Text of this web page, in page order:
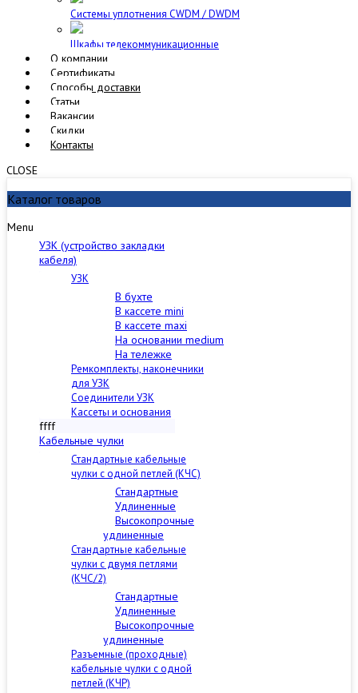
Cистемы уплотнения CWDM / DWDM
Шкафы телекоммуникационные
О компании
Сертификаты
Способы доставки
Статьи
Вакансии
Скидки
Контакты
CLOSE
Каталог товаров
Menu
УЗК (устройство закладки
кабеля)
УЗК
В бухте
В кассете mini
В кассете maxi
На основании medium
На тележке
Ремкомплекты, наконечники
для УЗК
Соединители УЗК
Кассеты и основания
ffff
Кабельные чулки
Стандартные кабельные
чулки c одной петлей (КЧС)
Стандартные
Удлиненные
Высокопрочные
удлиненные
Стандартные кабельные
чулки с двумя петлями
(КЧС/2)
Стандартные
Удлиненные
Высокопрочные
удлиненные
Разъемные (проходные)
кабельные чулки с одной
петлей (КЧР)